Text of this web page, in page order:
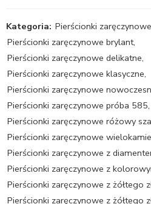
Kategoria: Pierścionki zaręczynowe
Pierścionki zaręczynowe brylant,
Pierścionki zaręczynowe delikatne,
Pierścionki zaręczynowe klasyczne,
Pierścionki zaręczynowe
Pierścionki zaręczynowe próba 585,
Pierścionki zaręczynowe różowy
Pierścionki zaręczynowe
Pierścionki zaręczynowe z
Pierścionki zaręczynowe z
Pierścionki zaręczynowe z żółtego
Pierścionki zaręczynowe z żółtego